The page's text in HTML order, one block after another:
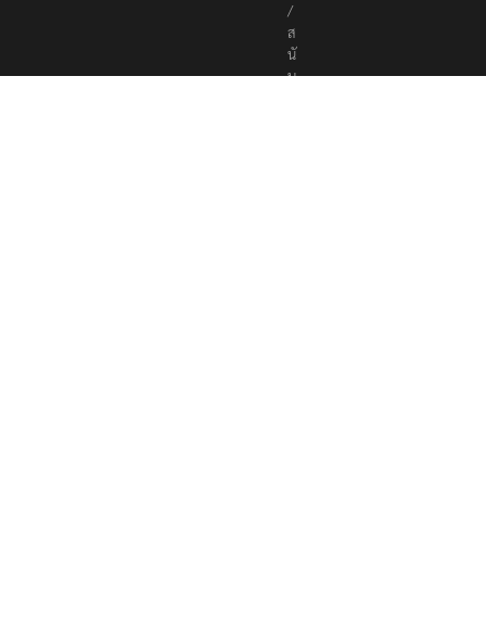
/
ส
นั
บ